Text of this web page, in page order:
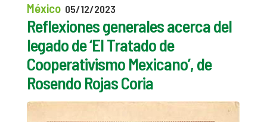
México 05/12/2023
Reflexiones generales acerca del
legado de ‘El Tratado de
Cooperativismo Mexicano’, de
Rosendo Rojas Coria